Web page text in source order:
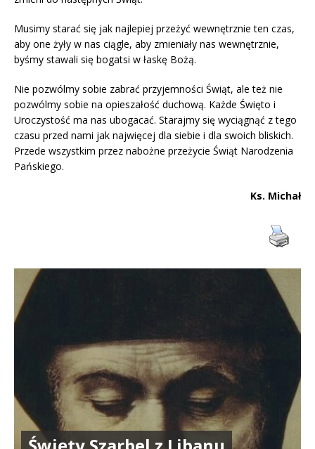
Musimy starać się jak najlepiej przeżyć wewnętrznie ten czas,
aby one żyły w nas ciągle, aby zmieniały nas wewnętrznie,
byśmy stawali się bogatsi w łaskę Bożą.
Nie pozwólmy sobie zabrać przyjemności Świąt, ale też nie
pozwólmy sobie na opieszałość duchową. Każde Święto i
Uroczystość ma nas ubogacać. Starajmy się wyciągnąć z tego
czasu przed nami jak najwięcej dla siebie i dla swoich bliskich.
Przede wszystkim przez nabożne przeżycie Świąt Narodzenia
Pańskiego.
Ks. Michał